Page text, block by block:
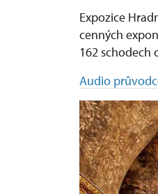
Expozice
cenných
162 schodech
Audio